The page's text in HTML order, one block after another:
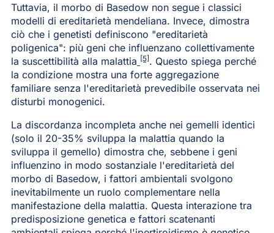
Tuttavia, il morbo di Basedow non segue i classici
modelli di ereditarietà mendeliana. Invece, dimostra
ciò che i genetisti definiscono "ereditarietà
poligenica": più geni che influenzano collettivamente
la suscettibilità alla malattia [5] . Questo spiega perché
la condizione mostra una forte aggregazione
familiare senza l'ereditarietà prevedibile osservata nei
disturbi monogenici.
La discordanza incompleta anche nei gemelli identici
(solo il 20-35% sviluppa la malattia quando la
sviluppa il gemello) dimostra che, sebbene i geni
influenzino in modo sostanziale l'ereditarietà del
morbo di Basedow, i fattori ambientali svolgono
inevitabilmente un ruolo complementare nella
manifestazione della malattia. Questa interazione tra
predisposizione genetica e fattori scatenanti